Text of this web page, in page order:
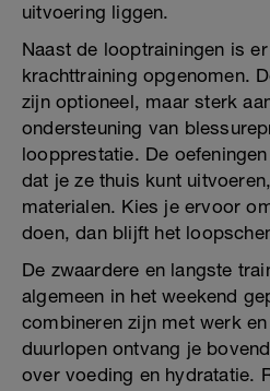
uitvoering liggen.
Naast de looptrainingen is
krachttraining opgenomen.
zijn optioneel, maar sterk
ondersteuning van
loopprestatie. De
dat je ze thuis kunt
materialen. Kies je ervoor
doen, dan blijft het
De zwaardere en langste
algemeen in het weekend
combineren zijn met werk
duurlopen ontvang je
over voeding en hydratatie.